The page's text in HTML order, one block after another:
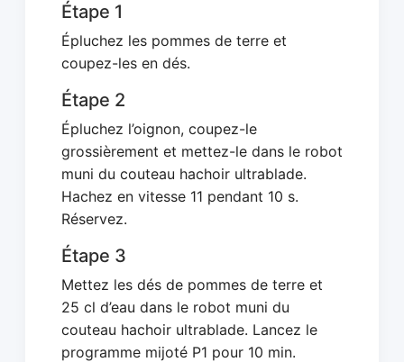
Étape 1
Épluchez les pommes de terre et
coupez-les en dés.
Étape 2
Épluchez l’oignon, coupez-le
grossièrement et mettez-le dans le robot
muni du couteau hachoir ultrablade.
Hachez en vitesse 11 pendant 10 s.
Réservez.
Étape 3
Mettez les dés de pommes de terre et
25 cl d’eau dans le robot muni du
couteau hachoir ultrablade. Lancez le
programme mijoté P1 pour 10 min.